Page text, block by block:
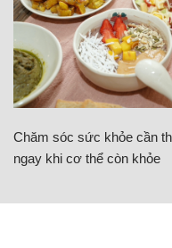
Chăm sóc sức khỏe cần
ngay khi cơ thể còn khỏe